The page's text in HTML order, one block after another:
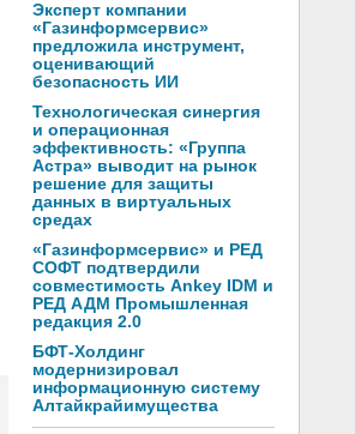
Эксперт компании
«Газинформсервис»
предложила инструмент,
оценивающий
безопасность ИИ
Технологическая синергия
и операционная
эффективность: «Группа
Астра» выводит на рынок
решение для защиты
данных в виртуальных
средах
«Газинформсервис» и РЕД
СОФТ подтвердили
совместимость Ankey IDM и
РЕД АДМ Промышленная
редакция 2.0
БФТ-Холдинг
модернизировал
информационную систему
Алтайкрайимущества